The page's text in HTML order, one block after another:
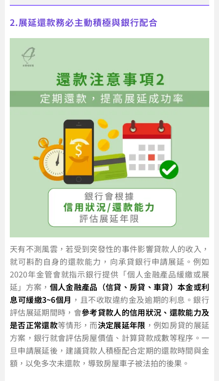
2.展延還款務必主動積極與銀行配合
天有不測風雲，若受到突發性的事件影響貸款人的收入，
就可斟酌自身的還款能力，向承貸銀行申請展延。例如
2020年金管會就指示銀行提供「個人金融產品緩繳或展
延」方案， 個人金融產品（信貸、房貸、車貸）本金或利
息可緩繳3~6個月 ，且不收取違約金及逾期的利息。銀行
評估展延期間時，會參考貸款人的信用狀況、還款能力及
是否正常還款等情形，而決定展延年限 ，例如房貸的展延
方案，銀行就會評估房屋價值、計算貸款成數等程序。一
旦申請展延後，建議貸款人積極配合定期的還款時間與金
額，以免多次未還款，導致房屋車子被法拍的後果。